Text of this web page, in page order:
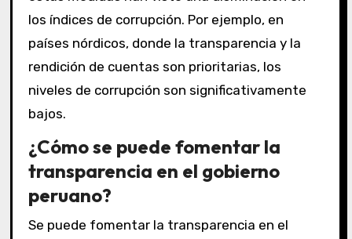
los índices de corrupción. Por ejemplo, en
países nórdicos, donde la transparencia y la
rendición de cuentas son prioritarias, los
niveles de corrupción son significativamente
bajos.
¿Cómo se puede fomentar la
transparencia en el gobierno
peruano?
Se puede fomentar la transparencia en el